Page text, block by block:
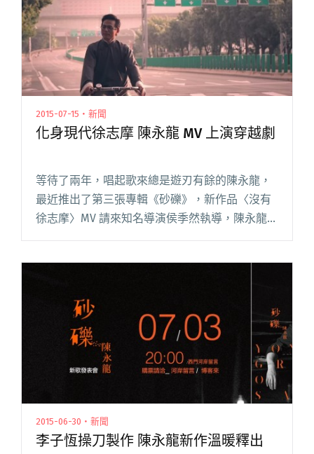
2015-07-15・新聞
化身現代徐志摩 陳永龍 MV 上演穿越劇
等待了兩年，唱起歌來總是遊刃有餘的陳永龍，
最近推出了第三張專輯《砂礫》，新作品〈沒有
徐志摩〉MV 請來知名導演侯季然執導，陳永龍穿
上了古裝、時裝，騎著單車穿梭在巷弄之間，猶
2015-06-30・新聞
李子恆操刀製作 陳永龍新作溫暖釋出